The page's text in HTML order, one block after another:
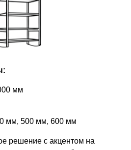
мм
мм, 500 мм, 600 мм
решение с акцентом на